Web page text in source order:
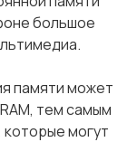
большое
памяти может
тем самым
могут